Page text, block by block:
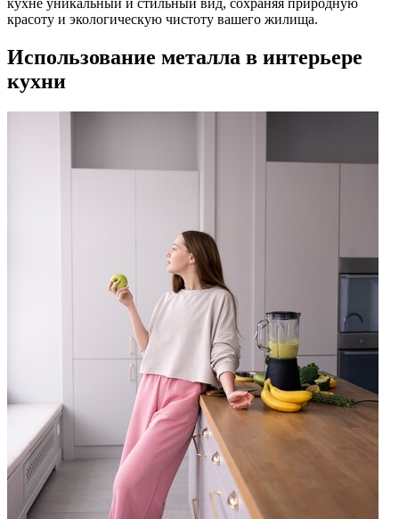
красоту и экологическую чистоту вашего жилища.
Использование металла в интерьере
кухни